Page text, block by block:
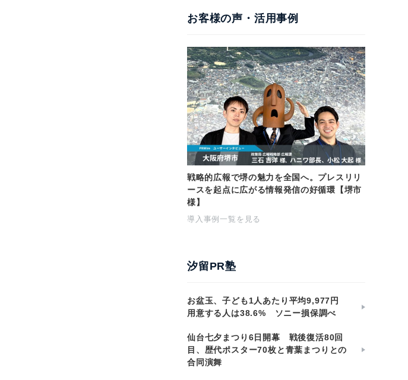
お客様の声・活用事例
戦略的広報で堺の魅力を全国へ。プレスリリ
ースを起点に広がる情報発信の好循環【堺市
様】
導入事例一覧を見る
汐留PR塾
お盆玉、子ども1人あたり平均9,977円
用意する人は38.6% ソニー損保調べ
仙台七夕まつり6日開幕 戦後復活80回
目、歴代ポスター70枚と青葉まつりとの
合同演舞